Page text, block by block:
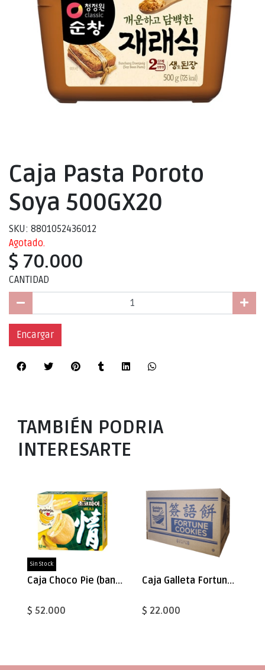
Caja Pasta Poroto
Soya 500GX20
SKU: 8801052436012
Agotado.
$ 70.000
CANTIDAD
Encargar
TAMBIÉN PODRIA
INTERESARTE
Sin Stock
Caja Choco Pie (banana) 444gx8
$ 52.000
Caja Galleta Fortuna Naranja 350uni
$ 22.000